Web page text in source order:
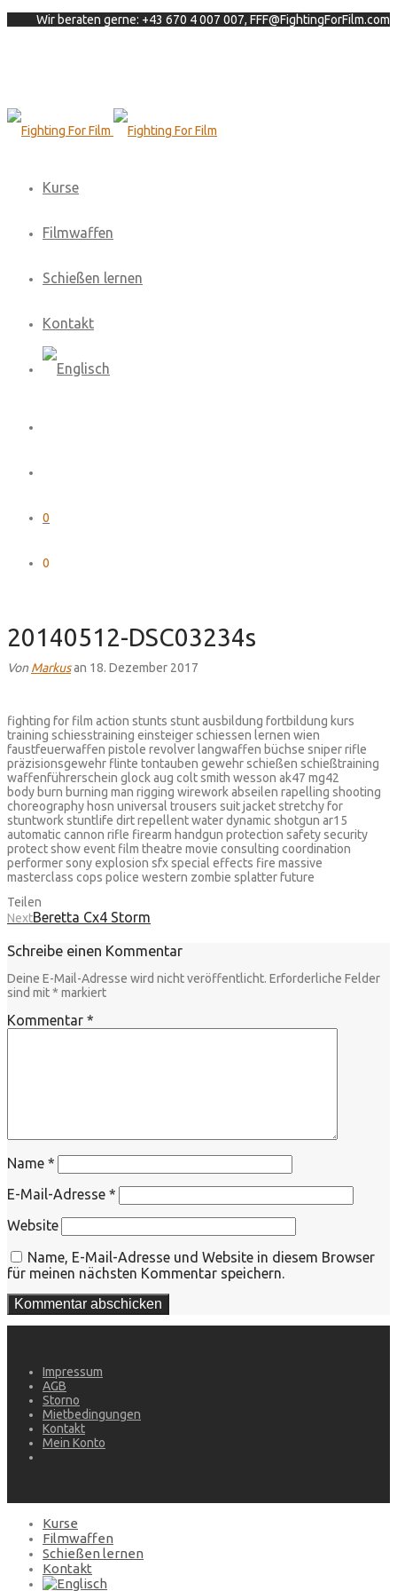
Wir beraten gerne: +43 670 4 007 007, FFF@FightingForFilm.com
Kurse
Filmwaffen
Schießen lernen
Kontakt
0
0
20140512-DSC03234s
VonMarkusan 18. Dezember 2017
fighting for film action stunts stunt ausbildung fortbildung kurs
training schiesstraining einsteiger schiessen lernen wien
faustfeuerwaffen pistole revolver langwaffen büchse sniper rifle
präzisionsgewehr flinte tontauben gewehr schießen schießtraining
waffenführerschein glock aug colt smith wesson ak47 mg42
body burn burning man rigging wirework abseilen rapelling shooting
choreography hosn universal trousers suit jacket stretchy for
stuntwork stuntlife dirt repellent water dynamic shotgun ar15
automatic cannon rifle firearm handgun protection safety security
protect show event film theatre movie consulting coordination
performer sony explosion sfx special effects fire massive
masterclass cops police western zombie splatter future
Teilen
NextBeretta Cx4 Storm
Schreibe einen Kommentar
Deine E-Mail-Adresse wird nicht veröffentlicht. Erforderliche Felder
sind mit* markiert
Kommentar *
Name *
E-Mail-Adresse *
Website
Name, E-Mail-Adresse und Website in diesem Browser
für meinen nächsten Kommentar speichern.
Impressum
AGB
Storno
Mietbedingungen
Kontakt
Mein Konto
Kurse
Filmwaffen
Schießen lernen
Kontakt